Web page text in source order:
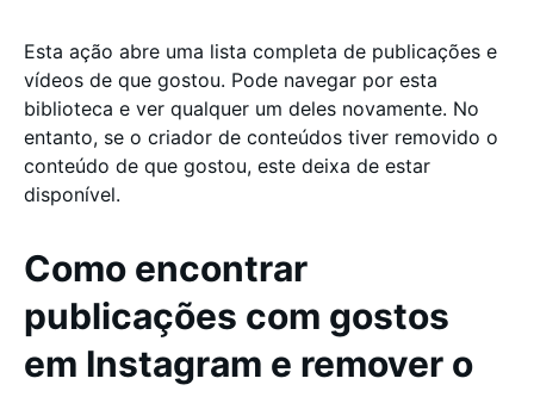
Esta ação abre uma lista completa de publicações e
vídeos de que gostou. Pode navegar por esta
biblioteca e ver qualquer um deles novamente. No
entanto, se o criador de conteúdos tiver removido o
conteúdo de que gostou, este deixa de estar
disponível.
Como encontrar
publicações com gostos
em Instagram e remover o